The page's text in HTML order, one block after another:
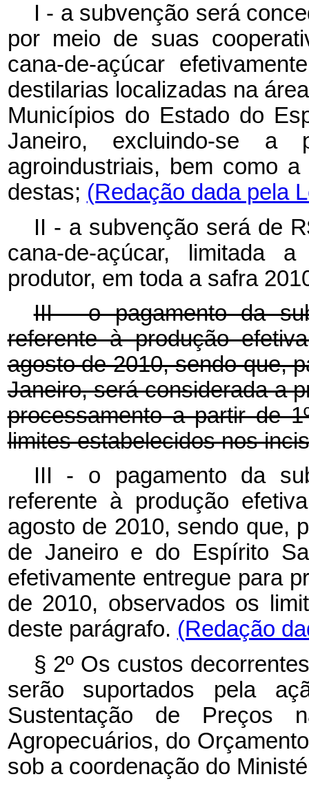
I - a subvenção será
por meio de suas
cana-de-açúcar
destilarias localizadas na
Municípios do Estado do
Janeiro, excluindo-se a
agroindustriais, bem como
destas; (Redação dada pela
II - a subvenção será de
cana-de-açúcar, limitada
produtor, em toda a safra
III - o pagamento da
referente à produção
agosto de 2010, sendo que,
Janeiro, será considerada a
processamento a partir de
limites estabelecidos nos
III - o pagamento da
referente à produção
agosto de 2010, sendo que,
de Janeiro e do Espírito
efetivamente entregue para
de 2010, observados os
deste parágrafo. (Redação
§ 2º Os custos
serão suportados pela
Sustentação de Preços
Agropecuários, do
sob a coordenação do